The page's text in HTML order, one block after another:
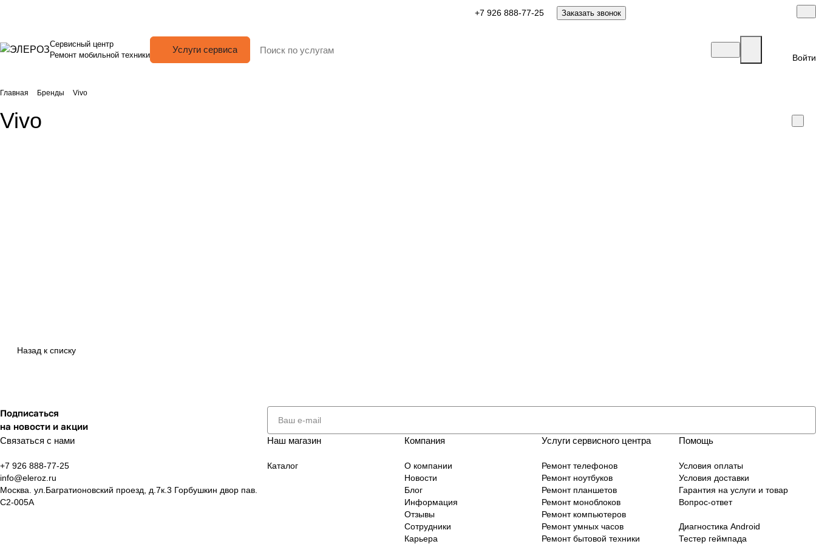
+7 926 888-77-25 Заказать звонок
Сервисный центр
Ремонт мобильной техники
Услуги сервиса
Войти
Главная Бренды Vivo
Vivo
Назад к списку
Подписаться
на новости и акции
Связаться с нами
+7 926 888-77-25
info@eleroz.ru
Москва. ул.Багратионовский проезд, д.7к.3 Горбушкин двор пав.
C2-005A
Наш магазин
Каталог
Компания
О компании
Новости
Блог
Информация
Отзывы
Сотрудники
Карьера
Услуги сервисного центра
Ремонт телефонов
Ремонт ноутбуков
Ремонт планшетов
Ремонт моноблоков
Ремонт компьютеров
Ремонт умных часов
Ремонт бытовой техники
Помощь
Условия оплаты
Условия доставки
Гарантия на услуги и товар
Вопрос-ответ
Диагностика Android
Тестер геймпада